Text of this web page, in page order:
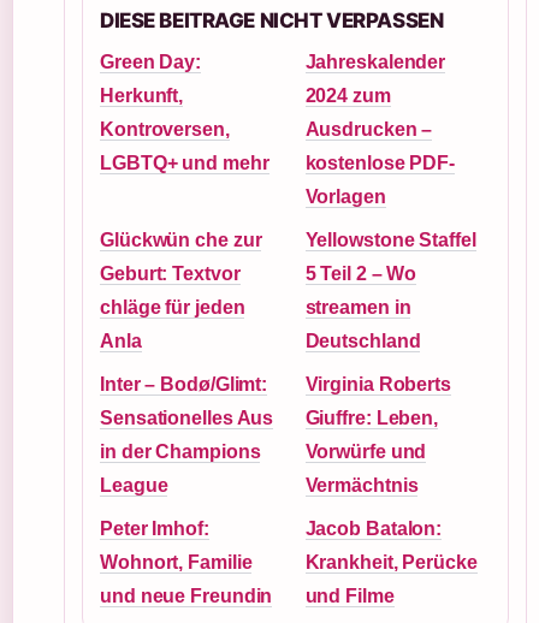
DIESE BEITRAGE NICHT VERPASSEN
Green Day:
Herkunft,
Kontroversen,
LGBTQ+ und mehr
Jahreskalender
2024 zum
Ausdrucken –
kostenlose PDF-
Vorlagen
Glückwün che zur
Geburt: Textvor
chläge für jeden
Anla
Yellowstone Staffel
5 Teil 2 – Wo
streamen in
Deutschland
Inter – Bodø/Glimt:
Sensationelles Aus
in der Champions
League
Virginia Roberts
Giuffre: Leben,
Vorwürfe und
Vermächtnis
Peter Imhof:
Wohnort, Familie
und neue Freundin
Jacob Batalon:
Krankheit, Perücke
und Filme